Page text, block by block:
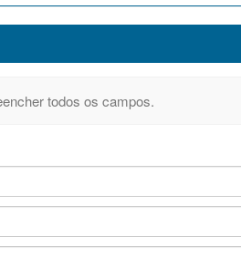
todos os campos.